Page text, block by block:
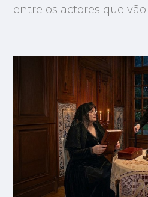
entre os actores que